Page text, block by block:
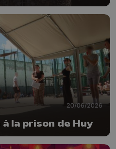
20/06/2026
la prison de Huy